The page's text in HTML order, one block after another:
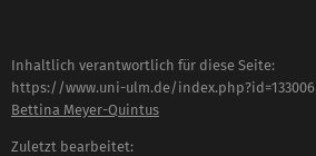
Inhaltlich verantwortlich für diese Seite:
https://www.uni-ulm.de/index.php?id=133006
Bettina Meyer-Quintus
Zuletzt bearbeitet: